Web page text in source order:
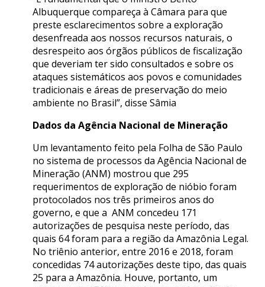
Albuquerque compareça à Câmara para que
preste esclarecimentos sobre a exploração
desenfreada aos nossos recursos naturais, o
desrespeito aos órgãos públicos de fiscalização
que deveriam ter sido consultados e sobre os
ataques sistemáticos aos povos e comunidades
tradicionais e áreas de preservação do meio
ambiente no Brasil”, disse Sâmia
Dados da Agência Nacional de Mineração
Um levantamento feito pela Folha de São Paulo
no sistema de processos da Agência Nacional de
Mineração (ANM) mostrou que 295
requerimentos de exploração de nióbio foram
protocolados nos três primeiros anos do
governo, e que a ANM concedeu 171
autorizações de pesquisa neste período, das
quais 64 foram para a região da Amazônia Legal.
No triênio anterior, entre 2016 e 2018, foram
concedidas 74 autorizações deste tipo, das quais
25 para a Amazônia. Houve, portanto, um